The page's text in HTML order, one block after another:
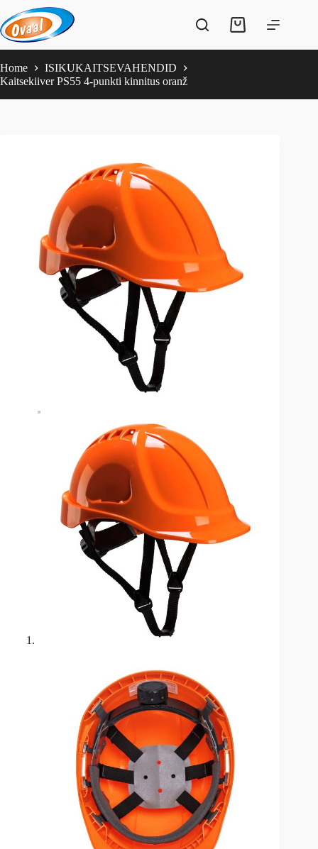
to
content
Shopping
Home
ISIKUKAITSEVAHENDID
Kaitsekiiver PS55 4-punkti kinnitus oranž